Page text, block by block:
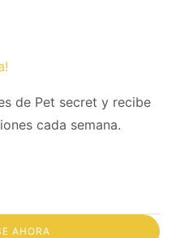
de Pet secret y recibe
cada semana.
AHORA